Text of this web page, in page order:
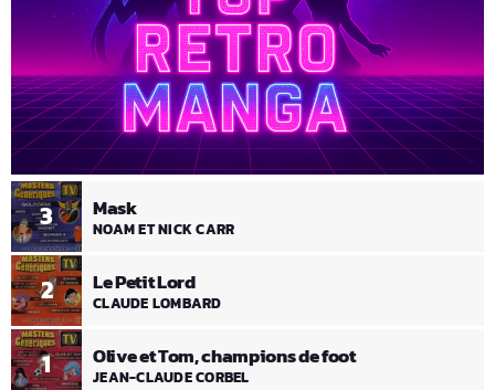
1 Olive et Tom, champions de foot
JEAN-CLAUDE CORBEL
2 Le Petit Lord
CLAUDE LOMBARD
3 Mask
NOAM ET NICK CARR